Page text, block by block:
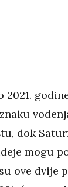
2021.
dok
mogu
ove dvije